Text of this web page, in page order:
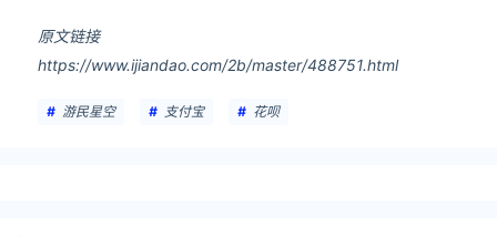
原文链接
https://www.ijiandao.com/2b/master/488751.html
游民星空 支付宝 花呗